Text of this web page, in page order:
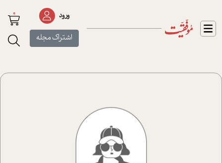
ورود
اشتراک مجله
0